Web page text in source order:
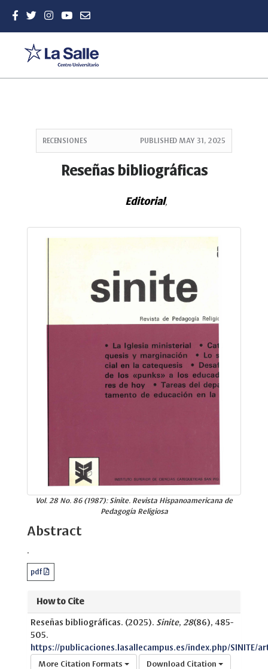
Content
Sidebar
RECENSIONES PUBLISHED MAY 31, 2025
Reseñas bibliográficas
Editorial,
Vol. 28 No. 86 (1987): Sinite. Revista Hispanoamericana de
Pedagogía Religiosa
Abstract
.
pdf
How to Cite
Reseñas bibliográficas. (2025). Sinite, 28(86), 485-
505.
https://publicaciones.lasallecampus.es/index.php/SINITE/
More Citation Formats Download Citation